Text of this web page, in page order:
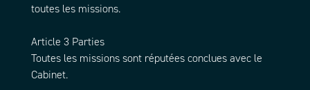
toutes les missions.
Article 3 Parties
Toutes les missions sont réputées conclues avec le
Cabinet.